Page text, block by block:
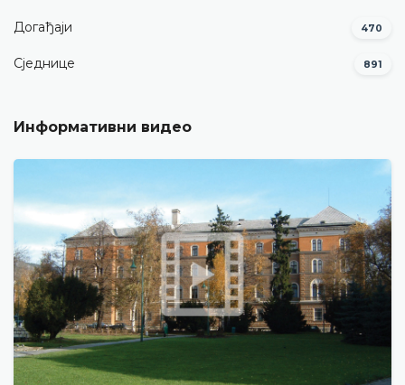
Догађаји 470
Сједнице 891
Информативни видео